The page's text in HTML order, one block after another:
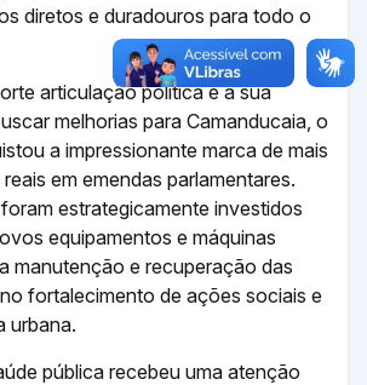
diretos e duradouros para todo o
articulação política e à sua
melhorias para Camanducaia, o
a impressionante marca de mais
em emendas parlamentares.
estrategicamente investidos
equipamentos e máquinas
manutenção e recuperação das
fortalecimento de ações sociais e
urbana.
pública recebeu uma atenção